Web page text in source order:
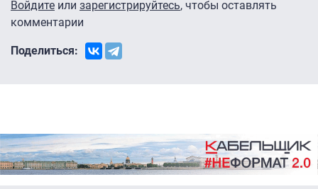
Войдите или зарегистрируйтесь, чтобы оставлять
комментарии
Поделиться: